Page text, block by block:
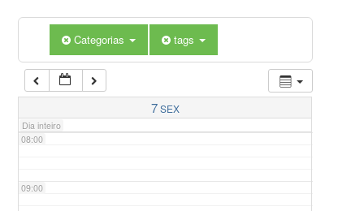
Categorias tags
7SEX
Dia inteiro
07:00
08:00
09:00